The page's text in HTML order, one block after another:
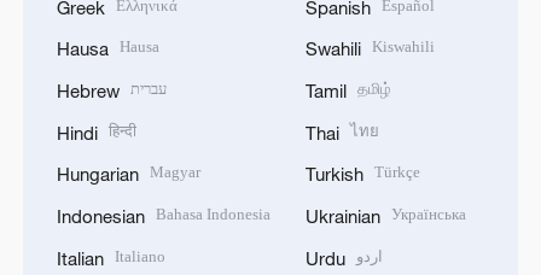
Greek
Hausa Hausa
Hebrew עברית
Hindi हिन्दी
Hungarian Magyar
Indonesian Bahasa Indonesia
Italian Italiano
Spanish
Swahili Kiswahili
Tamil தமிழ்
Thai ไทย
Turkish Türkçe
Ukrainian Українська
Urdu اردو